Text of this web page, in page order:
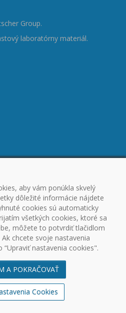
Group.
laboratórny materiál.
aby vám ponúkla skvelý
dôležité informácie nájdete
cookies sú automaticky
všetkých cookies, ktoré sa
môžete to potvrdiť tlačidlom
chcete svoje nastavenia
nastavenia cookies".
A POKRAČOVAŤ
Cookies